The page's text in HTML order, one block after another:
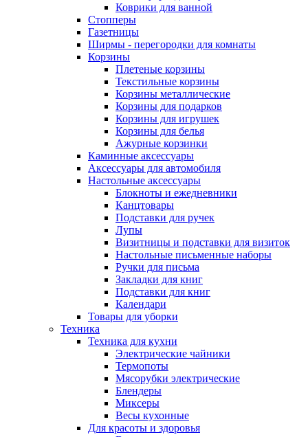
Коврики для ванной
Стопперы
Газетницы
Ширмы - перегородки для комнаты
Корзины
Плетеные корзины
Текстильные корзины
Корзины металлические
Корзины для подарков
Корзины для игрушек
Корзины для белья
Ажурные корзинки
Каминные аксессуары
Аксессуары для автомобиля
Настольные аксессуары
Блокноты и ежедневники
Канцтовары
Подставки для ручек
Лупы
Визитницы и подставки для визиток
Настольные письменные наборы
Ручки для письма
Закладки для книг
Подставки для книг
Календари
Товары для уборки
Техника
Техника для кухни
Электрические чайники
Термопоты
Мясорубки электрические
Блендеры
Миксеры
Весы кухонные
Для красоты и здоровья